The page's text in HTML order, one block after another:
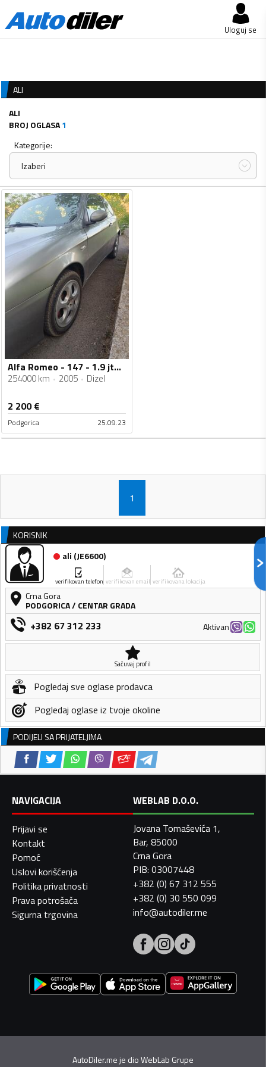
Uloguj se
ALI
ALI
BROJ OGLASA1
Kategorije:
Izaberi
Alfa Romeo - 147 - 1.9 jtdm
254000 km 2005 Dizel
2 200€
Podgorica 25.09.23
1
KORISNIK
ali (JE6600)
verifikovan telefon verifikovan email verifikovana lokacija
Crna Gora
PODGORICA/ CENTAR GRADA
+382 67 312 233 Aktivan
Sačuvaj profil
Pogledaj sve oglase prodavca
Pogledaj oglase iz tvoje okoline
PODIJELI SA PRIJATELJIMA
NAVIGACIJA
Prijavi se
Kontakt
Pomoć
Uslovi korišćenja
Politika privatnosti
Prava potrošača
Sigurna trgovina
WEBLAB D.O.O.
Jovana Tomaševića 1,
Bar, 85000
Crna Gora
PIB: 03007448
+382 (0) 67 312 555
+382 (0) 30 550 099
info@autodiler.me
AutoDiler.me je dioWebLab Grupe